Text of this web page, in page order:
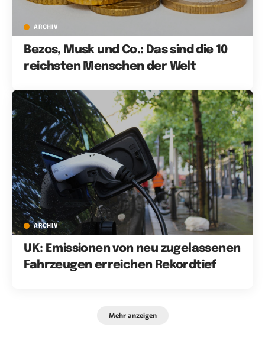
ARCHIV
Bezos, Musk und Co.: Das sind die 10
reichsten Menschen der Welt
ARCHIV
UK: Emissionen von neu zugelassenen
Fahrzeugen erreichen Rekordtief
Mehr anzeigen